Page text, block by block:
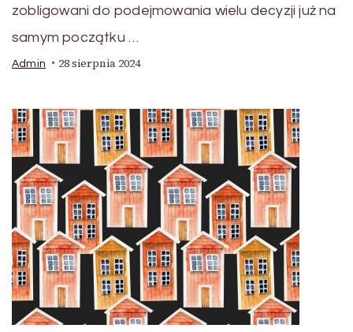
zobligowani do podejmowania wielu decyzji już na
samym początku …
Admin 28 sierpnia 2024